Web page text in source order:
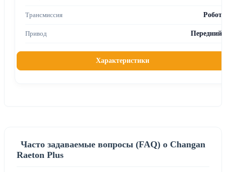
Робот
Передний
Характеристики
Часто задаваемые вопросы (FAQ) о Changan
Raeton Plus